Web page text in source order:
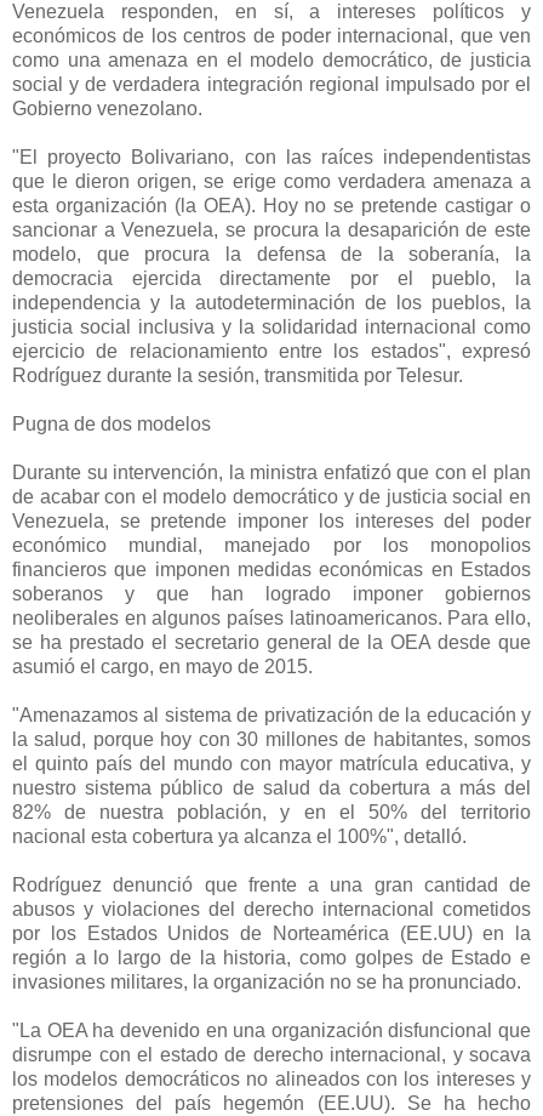
Venezuela responden, en sí, a intereses políticos y
económicos de los centros de poder internacional, que ven
como una amenaza en el modelo democrático, de justicia
social y de verdadera integración regional impulsado por el
Gobierno venezolano.
"El proyecto Bolivariano, con las raíces independentistas
que le dieron origen, se erige como verdadera amenaza a
esta organización (la OEA). Hoy no se pretende castigar o
sancionar a Venezuela, se procura la desaparición de este
modelo, que procura la defensa de la soberanía, la
democracia ejercida directamente por el pueblo, la
independencia y la autodeterminación de los pueblos, la
justicia social inclusiva y la solidaridad internacional como
ejercicio de relacionamiento entre los estados", expresó
Rodríguez durante la sesión, transmitida por Telesur.
Pugna de dos modelos
Durante su intervención, la ministra enfatizó que con el plan
de acabar con el modelo democrático y de justicia social en
Venezuela, se pretende imponer los intereses del poder
económico mundial, manejado por los monopolios
financieros que imponen medidas económicas en Estados
soberanos y que han logrado imponer gobiernos
neoliberales en algunos países latinoamericanos. Para ello,
se ha prestado el secretario general de la OEA desde que
asumió el cargo, en mayo de 2015.
"Amenazamos al sistema de privatización de la educación y
la salud, porque hoy con 30 millones de habitantes, somos
el quinto país del mundo con mayor matrícula educativa, y
nuestro sistema público de salud da cobertura a más del
82% de nuestra población, y en el 50% del territorio
nacional esta cobertura ya alcanza el 100%", detalló.
Rodríguez denunció que frente a una gran cantidad de
abusos y violaciones del derecho internacional cometidos
por los Estados Unidos de Norteamérica (EE.UU) en la
región a lo largo de la historia, como golpes de Estado e
invasiones militares, la organización no se ha pronunciado.
"La OEA ha devenido en una organización disfuncional que
disrumpe con el estado de derecho internacional, y socava
los modelos democráticos no alineados con los intereses y
pretensiones del país hegemón (EE.UU). Se ha hecho